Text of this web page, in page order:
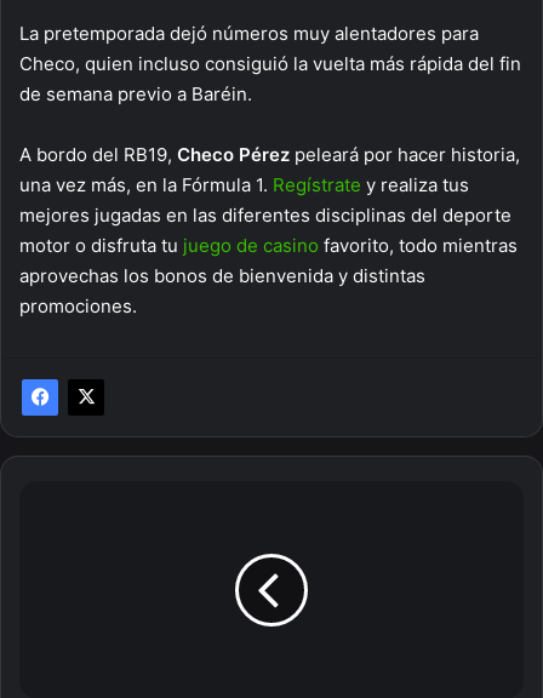
La pretemporada dejó números muy alentadores para
Checo, quien incluso consiguió la vuelta más rápida del fin
de semana previo a Baréin.
A bordo del RB19, Checo Pérez peleará por hacer historia,
una vez más, en la Fórmula 1. Regístrate y realiza tus
mejores jugadas en las diferentes disciplinas del deporte
motor o disfruta tu juego de casino favorito, todo mientras
aprovechas los bonos de bienvenida y distintas
promociones.